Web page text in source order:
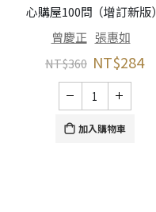
心購屋100問（增訂新版）
曾慶正 張惠如
NT$360 NT$284
加入購物車